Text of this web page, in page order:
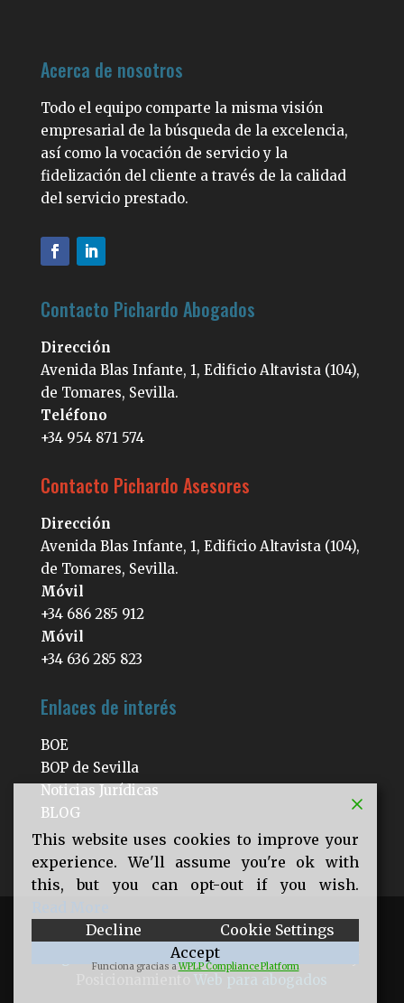
Acerca de nosotros
Todo el equipo comparte la misma visión
empresarial de la búsqueda de la excelencia,
así como la vocación de servicio y la
fidelización del cliente a través de la calidad
del servicio prestado.
Contacto Pichardo Abogados
Dirección
Avenida Blas Infante, 1, Edificio Altavista (104),
de Tomares, Sevilla.
Teléfono
+34 954 871 574
Contacto Pichardo Asesores
Dirección
Avenida Blas Infante, 1, Edificio Altavista (104),
de Tomares, Sevilla.
Móvil
+34 686 285 912
Móvil
+34 636 285 823
Enlaces de interés
BOE
BOP de Sevilla
Noticias Jurídicas
BLOG
© 2026 PICHARDO ABOGADOS |Aviso
Política de privacidad
| Eweb Diseño y
PosicionamientoWeb para abogados
This website uses cookies to improve your
experience. We'll assume you're ok with
this, but you can opt-out if you wish.
Decline
Cookie Settings
Accept
Funciona gracias aWPLP Compliance Platform